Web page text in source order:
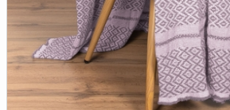
Доверенность на
получение груза
Документы по работе с
персональными данными
Письмо руководителю
Вопросы и ответы
Новости | Статьи